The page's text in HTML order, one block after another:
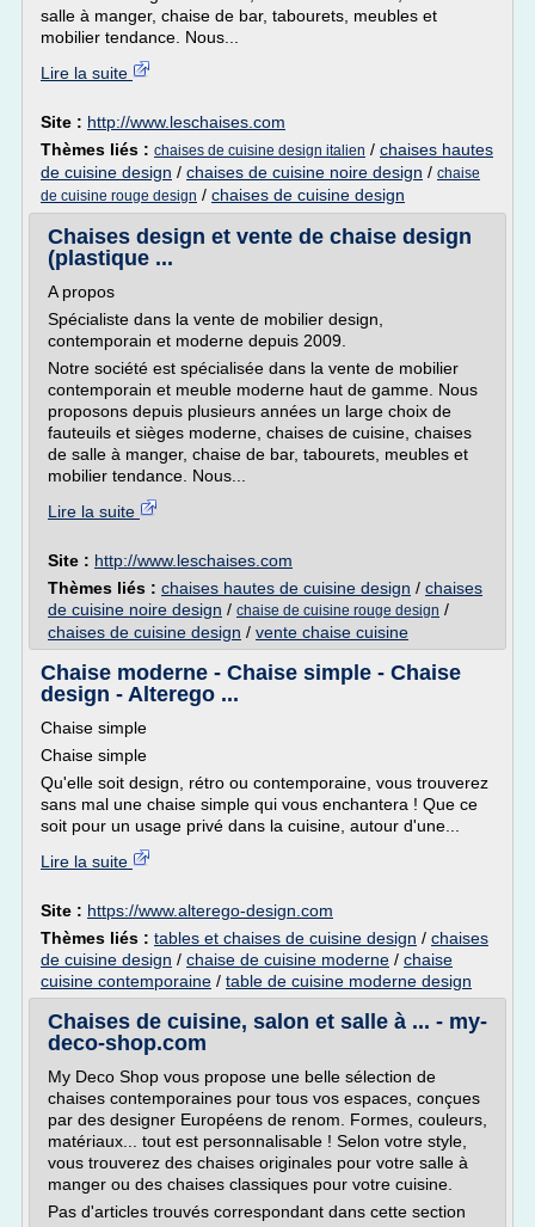
salle à manger, chaise de bar, tabourets, meubles et
mobilier tendance. Nous...
Lire la suite
Site : http://www.leschaises.com
Thèmes liés : chaises de cuisine design italien / chaises hautes
de cuisine design / chaises de cuisine noire design / chaise
de cuisine rouge design / chaises de cuisine design
Chaises design et vente de chaise design
(plastique ...
A propos
Spécialiste dans la vente de mobilier design,
contemporain et moderne depuis 2009.
Notre société est spécialisée dans la vente de mobilier
contemporain et meuble moderne haut de gamme. Nous
proposons depuis plusieurs années un large choix de
fauteuils et sièges moderne, chaises de cuisine, chaises
de salle à manger, chaise de bar, tabourets, meubles et
mobilier tendance. Nous...
Lire la suite
Site : http://www.leschaises.com
Thèmes liés : chaises hautes de cuisine design / chaises
de cuisine noire design / chaise de cuisine rouge design /
chaises de cuisine design / vente chaise cuisine
Chaise moderne - Chaise simple - Chaise
design - Alterego ...
Chaise simple
Chaise simple
Qu'elle soit design, rétro ou contemporaine, vous trouverez
sans mal une chaise simple qui vous enchantera ! Que ce
soit pour un usage privé dans la cuisine, autour d'une...
Lire la suite
Site : https://www.alterego-design.com
Thèmes liés : tables et chaises de cuisine design / chaises
de cuisine design / chaise de cuisine moderne / chaise
cuisine contemporaine / table de cuisine moderne design
Chaises de cuisine, salon et salle à ... - my-
deco-shop.com
My Deco Shop vous propose une belle sélection de
chaises contemporaines pour tous vos espaces, conçues
par des designer Européens de renom. Formes, couleurs,
matériaux... tout est personnalisable ! Selon votre style,
vous trouverez des chaises originales pour votre salle à
manger ou des chaises classiques pour votre cuisine.
Pas d'articles trouvés correspondant dans cette section